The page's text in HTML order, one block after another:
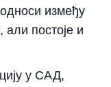
између
постоје и
у САД,